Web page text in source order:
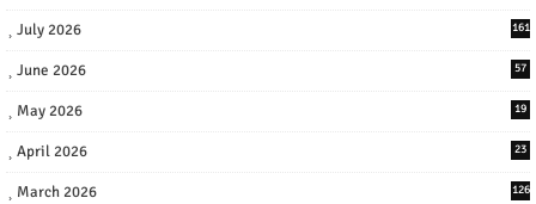
July 2026 161
June 2026 57
May 2026 19
April 2026 23
March 2026 126